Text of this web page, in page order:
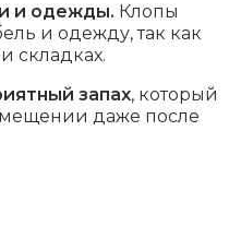
и одежды. Клопы
и одежду, так как
складках.
запах, который
даже после